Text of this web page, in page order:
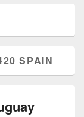
SPAIN